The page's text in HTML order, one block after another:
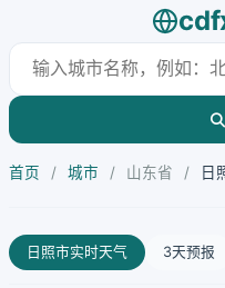
首页 / 城市 / 山东省 / 日
日照市实时天气 3天预报